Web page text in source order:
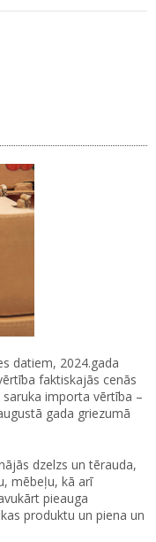
datiem, 2024.gada
faktiskajās cenās
importa vērtība –
gada griezumā
dzelzs un tērauda,
mēbeļu, kā arī
pieauga
produktu un piena un